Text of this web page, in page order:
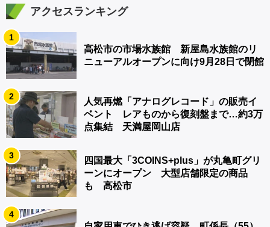
アクセスランキング
1
高松市の市場水族館 新屋島水族館のリ
ニューアルオープンに向け9月28日で閉館
2
人気再燃「アナログレコード」の販売イ
ベント レアものから復刻盤まで…約3万
点集結 天満屋岡山店
3
四国最大「3COINS+plus」が丸亀町グリ
ーンにオープン 大型店舗限定の商品
も 高松市
4